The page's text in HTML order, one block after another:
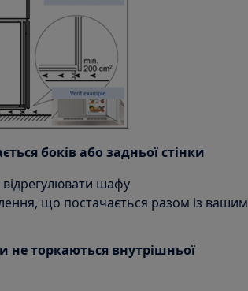
боків або задньої стінки
шафу
що постачається разом із вашим
не торкаються внутрішньої